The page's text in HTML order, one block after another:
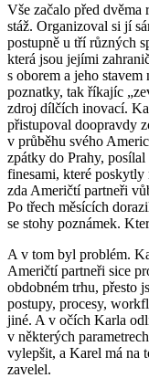
Vše začalo před
stáž. Organizoval si jí
postupně u tří různých
která jsou jejími
s oborem a jeho
poznatky, tak říkajíc
zdroj dílčích inovací.
přistupoval doopravdy
v průběhu svého
zpátky do Prahy,
finesami, které
zda Američtí partneři
Po třech měsících
se stohy poznámek.
A v tom byl problém.
Američtí partneři sice
obdobném trhu, přesto
postupy, procesy,
jiné. A v očích Karla
v některých
vylepšit, a Karel má na
zavelel.